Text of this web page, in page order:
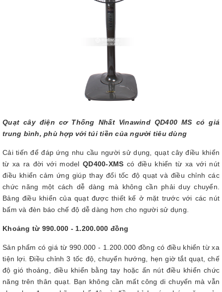
Quạt cây điện cơ Thống Nhất Vinawind QD400 MS có giá
trung bình, phù hợp với túi tiền của người tiêu dùng
Cải tiến để đáp ứng nhu cầu người sử dụng, quạt cây điều khiển
từ xa ra đời với modelQD400-XMS có điều khiển từ xa với nút
điều khiển cảm ứng giúp thay đổi tốc độ quạt và điều chỉnh các
chức năng một cách dễ dàng mà không cần phải duy chuyển.
Bảng điều khiển của quạt được thiết kế ở mặt trước với các nút
bấm và đèn báo chế độ dễ dàng hơn cho người sử dụng.
Khoảng từ 990.000 - 1.200.000 đồng
Sản phẩm có giá từ 990.000 - 1.200.000 đồng có điều khiển từ xa
tiện lợi. Điều chỉnh 3 tốc độ, chuyển hướng, hẹn giờ tắt quạt, chế
độ gió thoảng, điều khiển bằng tay hoặc ấn nút điều khiển chức
năng trên thân quạt. Bạn không cần mất công di chuyển mà vẫn